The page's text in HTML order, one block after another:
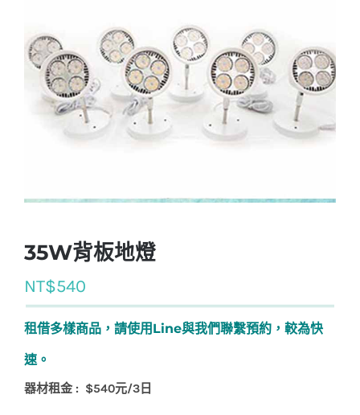
35W背板地燈
NT$540
租借多樣商品，請使用Line與我們聯繫預約，較為快
速。
器材租金 : $540元/3日